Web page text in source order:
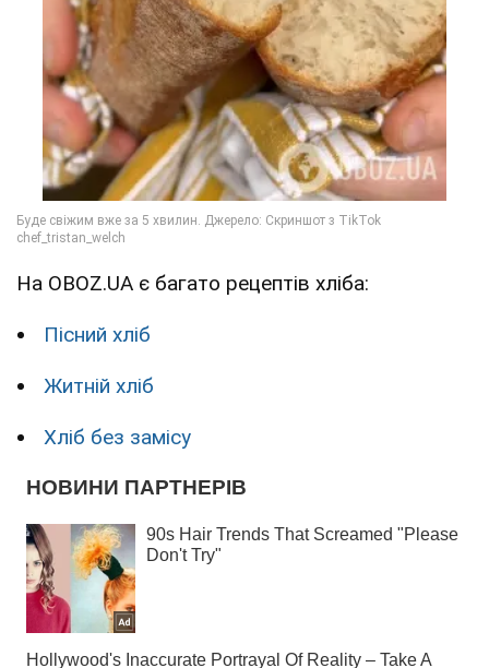
На OBOZ.UA є багато рецептів хліба:
Пісний хліб
Житній хліб
Хліб без замісу